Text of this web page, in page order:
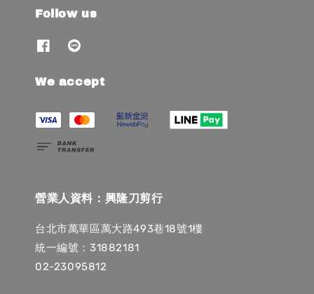
Follow us
We accept
營業人資料：興隆刀剪行
台北市萬華區萬大路493巷18號1樓
統一編號：31882181
02-23095812